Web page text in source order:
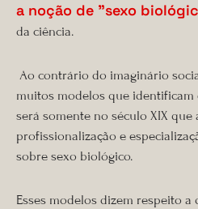
a noção de ”sexo
da ciência.
Ao contrário do imaginário
muitos modelos que identificam
será somente no século XIX que
profissionalização e
sobre sexo biológico.
Esses modelos dizem respeito a